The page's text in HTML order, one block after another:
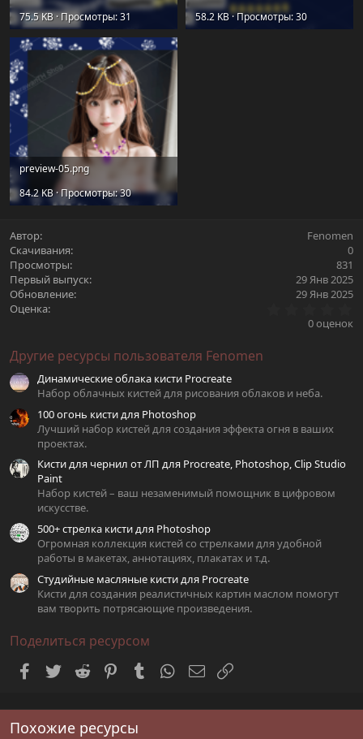
75.5 KB · Просмотры: 31
58.2 KB · Просмотры: 30
preview-05.png
84.2 KB · Просмотры: 30
Автор
Fenomen
Скачивания
0
Просмотры
831
Первый выпуск
29 Янв 2025
Обновление
29 Янв 2025
Оценка
0
0 оценок
Другие ресурсы пользователя Fenomen
Динамические облака кисти Procreate
Набор облачных кистей для рисования облаков и неба.
100 огонь кисти для Photoshop
Лучший набор кистей для создания эффекта огня в ваших
проектах.
Кисти для чернил от ЛП для Procreate, Photoshop, Clip Studio
Paint
Набор кистей – ваш незаменимый помощник в цифровом
искусстве.
500+ стрелка кисти для Photoshop
Огромная коллекция кистей со стрелками для удобной
работы в макетах, аннотациях, плакатах и т.д.
Студийные масляные кисти для Procreate
Кисти для создания реалистичных картин маслом помогут
вам творить потрясающие произведения.
Поделиться ресурсом
Facebook
Twitter Reddit PinterestTumblrWhatsAppЭлектронная почта
Похожие ресурсы